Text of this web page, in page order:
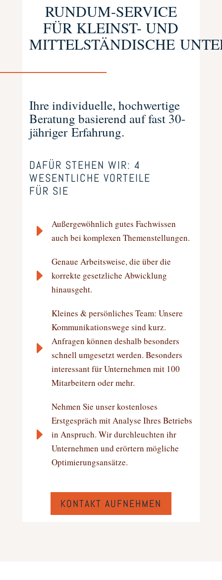
RUNDUM-SERVICE
FÜR KLEINST- UND
MITTELSTÄNDISCHE
Ihre individuelle, hochwertige
Beratung basierend auf fast 30-
jähriger Erfahrung.
DAFÜR STEHEN WIR: 4
WESENTLICHE VORTEILE
FÜR SIE
E
Außergewöhnlich gutes Fachwissen
auch bei komplexen Themenstellungen.
E
Genaue Arbeitsweise, die über die
korrekte gesetzliche Abwicklung
hinausgeht.
E
Kleines & persönliches Team: Unsere
Kommunikationswege sind kurz.
Anfragen können deshalb besonders
schnell umgesetzt werden. Besonders
interessant für Unternehmen mit 100
Mitarbeitern oder mehr.
E
Nehmen Sie unser kostenloses
Erstgespräch mit Analyse Ihres Betriebs
in Anspruch. Wir durchleuchten ihr
Unternehmen und erörtern mögliche
Optimierungsansätze.
KONTAKT AUFNEHMEN